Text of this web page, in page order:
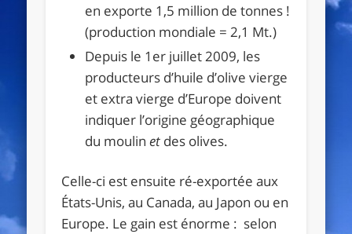
en exporte 1,5 million de tonnes !
(production mondiale = 2,1 Mt.)
Depuis le 1er juillet 2009, les
producteurs d’huile d’olive vierge
et extra vierge d’Europe doivent
indiquer l’origine géographique
du moulinet des olives.
Celle-ci est ensuite ré-exportée aux
États-Unis, au Canada, au Japon ou en
Europe. Le gain est énorme : selon